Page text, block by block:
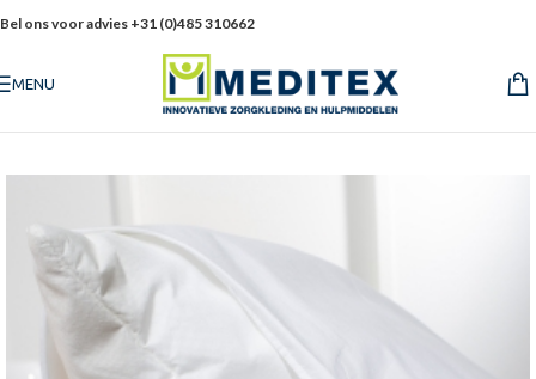
Bel ons voor advies +31 (0)485 310662
MENU